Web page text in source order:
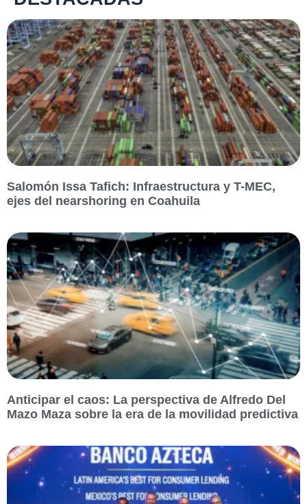
Salomón Issa Tafich: Infraestructura y T-MEC,
ejes del nearshoring en Coahuila
Anticipar el caos: La perspectiva de Alfredo Del
Mazo Maza sobre la era de la movilidad predictiva